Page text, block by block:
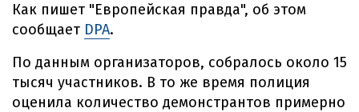
Как пишет "Европейская правда", об этом
сообщает DPA.
По данным организаторов, собралось около 15
тысяч участников. В то же время полиция
оценила количество демонстрантов примерно